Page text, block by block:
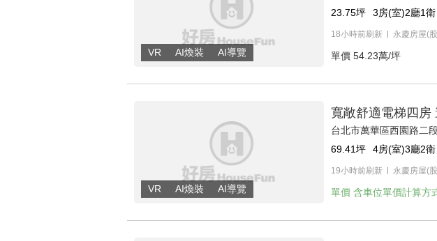
23.75坪 3房(室)2廳1衛
18小時前刷新 永慶房屋(
單價 54.23萬/坪
寬敞舒適電梯四房
台北市萬華區西園路二
69.41坪 4房(室)3廳2衛
19小時前刷新 永慶房屋(
單價 含車位單價計算方